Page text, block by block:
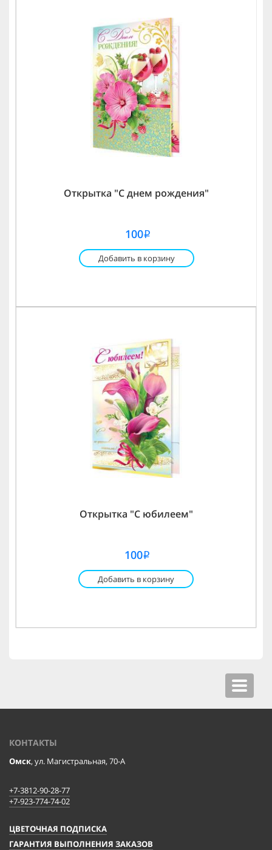
Открытка "С днем рождения"
100i
Добавить в корзину
Открытка "С юбилеем"
100i
Добавить в корзину
Toggle
КОНТАКТЫ
Омск, ул. Магистральная, 70-А
+7-3812-90-28-77
+7-923-774-74-02
ЦВЕТОЧНАЯ ПОДПИСКА
ГАРАНТИЯ ВЫПОЛНЕНИЯ ЗАКАЗОВ